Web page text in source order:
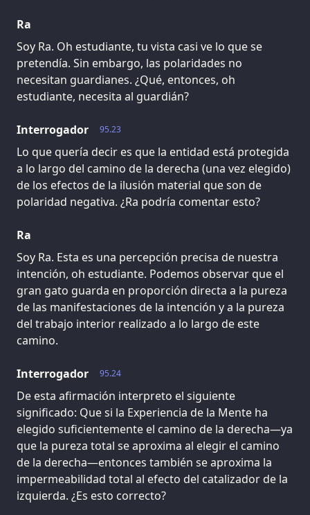
Ra
Soy Ra. Oh estudiante, tu vista casi ve lo que se
pretendía. Sin embargo, las polaridades no
necesitan guardianes. ¿Qué, entonces, oh
estudiante, necesita al guardián?
95.23
Interrogador
Lo que quería decir es que la entidad está protegida
a lo largo del camino de la derecha (una vez elegido)
de los efectos de la ilusión material que son de
polaridad negativa. ¿Ra podría comentar esto?
Ra
Soy Ra. Esta es una percepción precisa de nuestra
intención, oh estudiante. Podemos observar que el
gran gato guarda en proporción directa a la pureza
de las manifestaciones de la intención y a la pureza
del trabajo interior realizado a lo largo de este
camino.
95.24
Interrogador
De esta afirmación interpreto el siguiente
significado: Que si la Experiencia de la Mente ha
elegido suficientemente el camino de la derecha—ya
que la pureza total se aproxima al elegir el camino
de la derecha—entonces también se aproxima la
impermeabilidad total al efecto del catalizador de la
izquierda. ¿Es esto correcto?